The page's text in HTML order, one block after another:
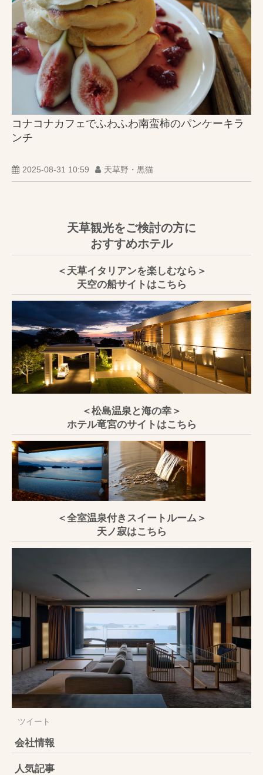
コナコナカフェでふわふわ南蛮柿のパンケーキラ
ンチ
2025-08-31 10:59 天草野・黒猫
天草観光をご検討の方に
おすすめホテル
＜天草イタリアンを楽しむなら＞
天空の船サイトはこちら
＜松島温泉と海の幸＞
ホテル竜宮のサイトはこちら
＜全室温泉付きスイートルーム＞
天ノ寂はこちら
ツイート
会社情報
人気記事